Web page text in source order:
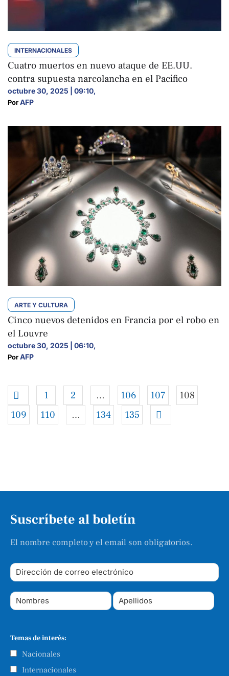
INTERNACIONALES
Cuatro muertos en nuevo ataque de EE.UU.
contra supuesta narcolancha en el Pacífico
octubre 30, 2025 | 09:10,
Por AFP
ARTE Y CULTURA
Cinco nuevos detenidos en Francia por el robo en
el Louvre
octubre 30, 2025 | 06:10,
Por AFP
1 2 … 106 107
108
109
110 … 134 135
Suscríbete al boletín
El nombre completo y el email son obligatorios.
Temas de interés:
Nacionales
Internacionales